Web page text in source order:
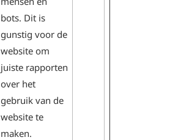
bots. Dit is
gunstig voor de
website om
juiste rapporten
over het
gebruik van de
website te
maken.